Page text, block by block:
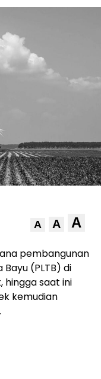
A A A
pembangunan
(PLTB) di
hingga saat ini
kemudian